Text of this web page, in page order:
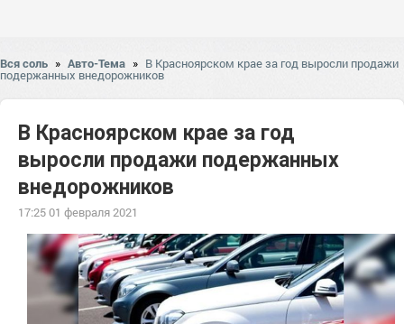
Вся соль » Авто-Тема » В Красноярском крае за год выросли продажи
подержанных внедорожников
В Красноярском крае за год
выросли продажи подержанных
внедорожников
17:25 01 февраля 2021